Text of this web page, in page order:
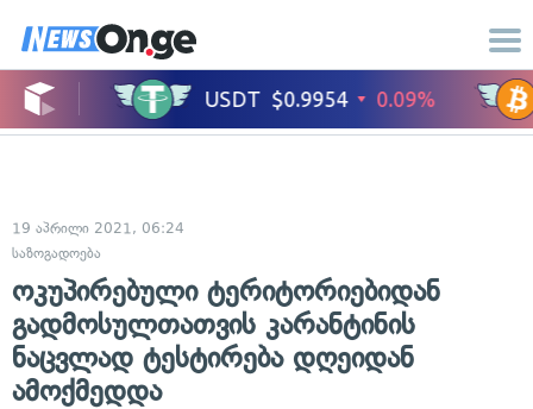
19 აპრილი 2021, 06:24
საზოგადოება
ოკუპირებული ტერიტორიებიდან
გადმოსულთათვის კარანტინის
ნაცვლად ტესტირება დღეიდან
ამოქმედდა